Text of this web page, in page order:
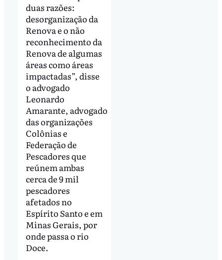
duas razões:
desorganização da
Renova e o não
reconhecimento da
Renova de algumas
áreas como áreas
impactadas”, disse
o advogado
Leonardo
Amarante, advogado
das organizações
Colônias e
Federação de
Pescadores que
reúnem ambas
cerca de 9 mil
pescadores
afetados no
Espírito Santo e em
Minas Gerais, por
onde passa o rio
Doce.